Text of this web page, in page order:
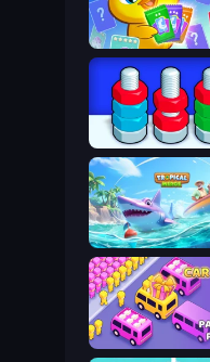
Farm Merge Valley
Tropical Merge